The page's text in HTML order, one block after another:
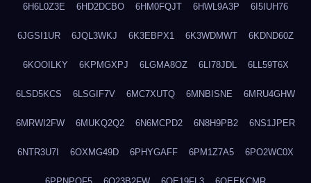
6H6L0Z3E 6HD2DCBO 6HM0FQJT 6HWL9A3P 6I5IUH76
6JGSI1UR 6JQL3WKJ 6K3EBPX1 6K3WDMWT 6KDND60Z
6KOOILKY 6KPMGXPJ 6LGMA8OZ 6LI78JDL 6LL59T6X
6LSD5KCS 6LSGIF7V 6MC7XUTQ 6MNBISNE 6MRU4GHW
6MRWI2FW 6MUKQ2Q2 6N6MCPD2 6N8H9PB2 6NS1JPER
6NTR3U7I 6OXMG49D 6PHYGAFF 6PM1Z7A5 6PO2WC0X